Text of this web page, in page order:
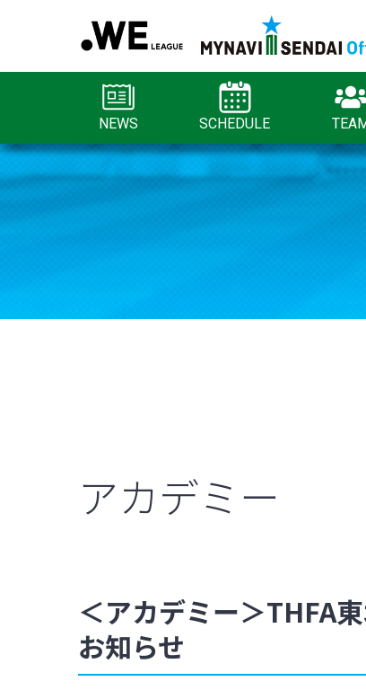
NEWS SCHEDULE
アカデミー
＜アカデミー＞THFA
お知らせ